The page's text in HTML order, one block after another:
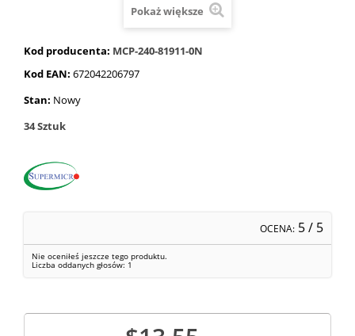
Pokaż większe
Kod producenta: MCP-240-81911-0N
Kod EAN: 672042206797
Stan: Nowy
34Sztuk
OCENA: 5/ 5
Nie oceniłeś jeszcze tego produktu.
Liczba oddanych głosów: 1